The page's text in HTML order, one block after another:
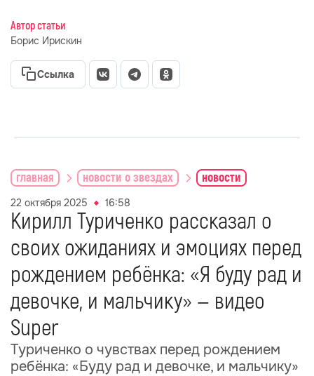
Автор статьи
Борис Ирискин
Ссылка
главная новости о звездах новости
22 октября 2025 16:58
Кирилл Туриченко рассказал о
своих ожиданиях и эмоциях перед
рождением ребёнка: «Я буду рад и
девочке, и мальчику» — видео
Super
Туриченко о чувствах перед рождением
ребёнка: «Буду рад и девочке, и мальчику»